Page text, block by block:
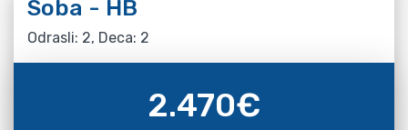
Soba - HB
Odrasli: 2, Deca: 2
2.470€